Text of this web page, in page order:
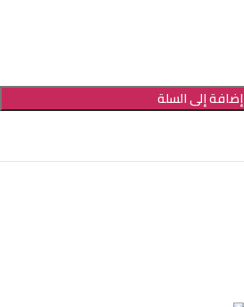
إضافة إلى السلة